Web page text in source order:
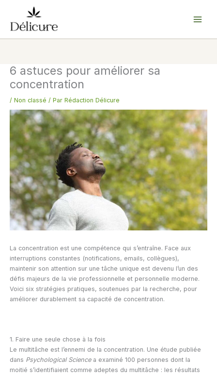
contenu
6 astuces pour améliorer sa
concentration
/ Non classé / Par Rédaction Délicure
La concentration est une compétence qui s’entraîne. Face aux
interruptions constantes (notifications, emails, collègues),
maintenir son attention sur une tâche unique est devenu l’un des
défis majeurs de la vie professionnelle et personnelle moderne.
Voici six stratégies pratiques, soutenues par la recherche, pour
améliorer durablement sa capacité de concentration.
1. Faire une seule chose à la fois
Le multitâche est l’ennemi de la concentration. Une étude publiée
dans Psychological Sciencea examiné 100 personnes dont la
moitié s’identifiaient comme adeptes du multitâche : les résultats